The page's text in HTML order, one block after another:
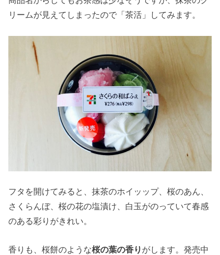
リームが見えてしまったので「茶活」してみます。
フタを開けてみると、抹茶のホイッップ、桜のあん、
さくらんぼ、桜の花の塩漬け、白玉がのっていて春感
のある彩りがきれい。
香りも、桜餅のような桜の葉の香り がします。発売中